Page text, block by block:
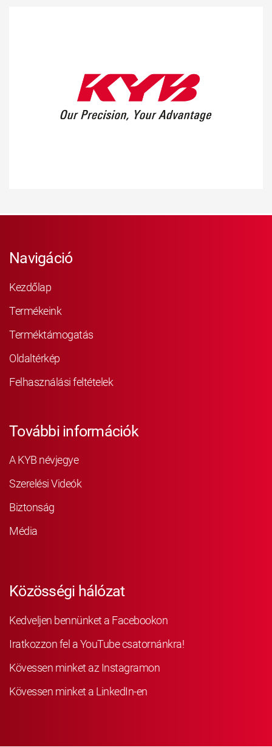
Navigáció
Kezdőlap
Termékeink
Terméktámogatás
Oldaltérkép
Felhasználási feltételek
További információk
A KYB névjegye
Szerelési Videók
Biztonság
Média
Közösségi hálózat
Kedveljen bennünket a Facebookon
Iratkozzon fel a YouTube csatornánkra!
Kövessen minket az Instagramon
Kövessen minket a LinkedIn-en